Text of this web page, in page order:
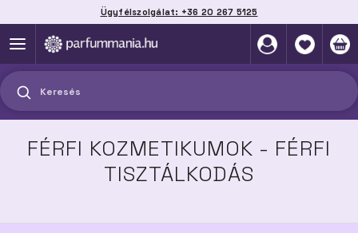
Ügyfélszolgálat: +36 20 267 5125
Keresés
FÉRFI KOZMETIKUMOK - FÉRFI
TISZTÁLKODÁS